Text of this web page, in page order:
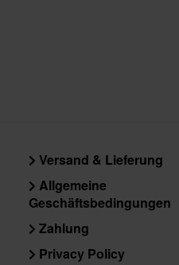
Versand & Lieferung
Allgemeine
Geschäftsbedingungen
Zahlung
Privacy Policy